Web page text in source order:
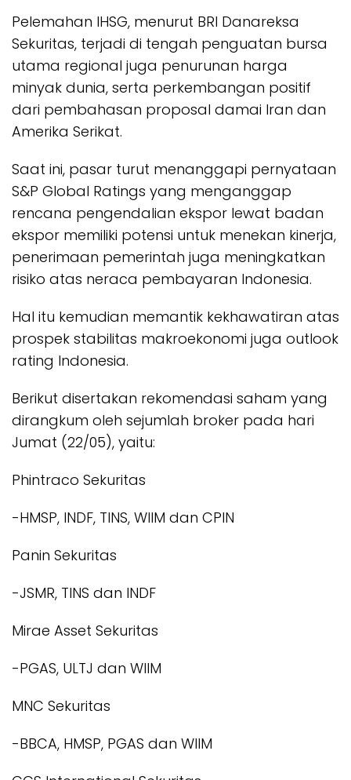
Pelemahan IHSG, menurut BRI Danareksa
Sekuritas, terjadi di tengah penguatan bursa
utama regional juga penurunan harga
minyak dunia, serta perkembangan positif
dari pembahasan proposal damai Iran dan
Amerika Serikat.
Saat ini, pasar turut menanggapi pernyataan
S&P Global Ratings yang menganggap
rencana pengendalian ekspor lewat badan
ekspor memiliki potensi untuk menekan kinerja,
penerimaan pemerintah juga meningkatkan
risiko atas neraca pembayaran Indonesia.
Hal itu kemudian memantik kekhawatiran atas
prospek stabilitas makroekonomi juga outlook
rating Indonesia.
Berikut disertakan rekomendasi saham yang
dirangkum oleh sejumlah broker pada hari
Jumat (22/05), yaitu:
Phintraco Sekuritas
-HMSP, INDF, TINS, WIIM dan CPIN
Panin Sekuritas
-JSMR, TINS dan INDF
Mirae Asset Sekuritas
-PGAS, ULTJ dan WIIM
MNC Sekuritas
-BBCA, HMSP, PGAS dan WIIM